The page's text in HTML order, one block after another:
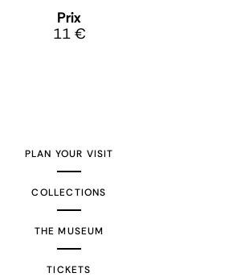
Prix
11 €
PLAN YOUR VISIT
COLLECTIONS
THE MUSEUM
TICKETS